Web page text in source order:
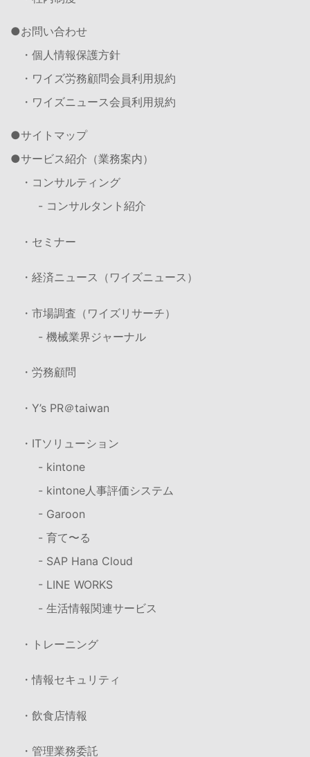
お問い合わせ
・個人情報保護方針
・ワイズ労務顧問会員利用規約
・ワイズニュース会員利用規約
サイトマップ
サービス紹介（業務案内）
・コンサルティング
- コンサルタント紹介
・セミナー
・経済ニュース（ワイズニュース）
・市場調査（ワイズリサーチ）
- 機械業界ジャーナル
・労務顧問
・Y’s PR＠taiwan
・ITソリューション
- kintone
- kintone人事評価システム
- Garoon
- 育て〜る
- SAP Hana Cloud
- LINE WORKS
- 生活情報関連サービス
・トレーニング
・情報セキュリティ
・飲食店情報
・管理業務委託